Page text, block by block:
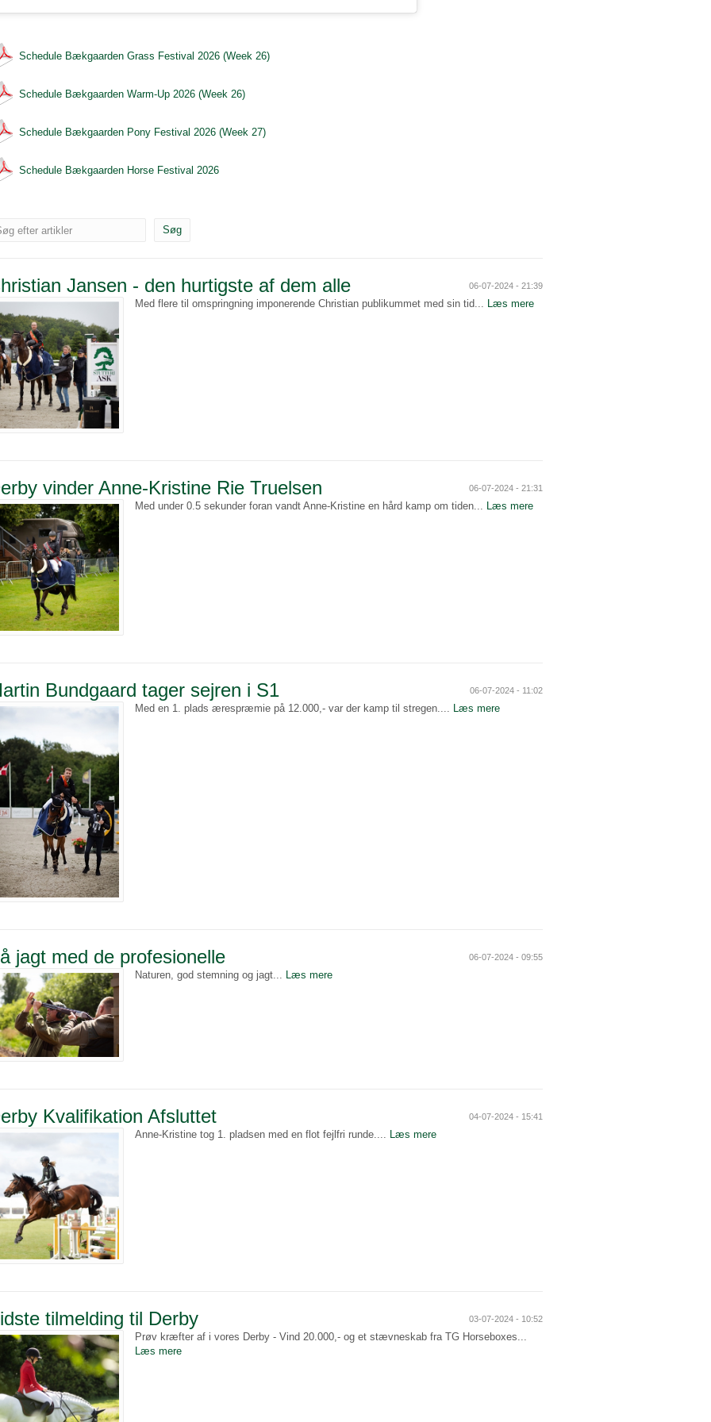
Schedule Bækgaarden Grass Festival 2026 (Week 26)
Schedule Bækgaarden Warm-Up 2026 (Week 26)
Schedule Bækgaarden Pony Festival 2026 (Week 27)
Schedule Bækgaarden Horse Festival 2026
efter artikler
Jansen - den hurtigste af dem alle 06-07-2024 - 21:39
Med flere til omspringning imponerende Christian publikummet med sin tid... Læs mere
vinder Anne-Kristine Rie Truelsen 06-07-2024 - 21:31
Med under 0.5 sekunder foran vandt Anne-Kristine en hård kamp om tiden... Læs mere
Bundgaard tager sejren i S1 06-07-2024 - 11:02
Med en 1. plads ærespræmie på 12.000,- var der kamp til stregen.... Læs mere
jagt med de profesionelle 06-07-2024 - 09:55
Naturen, god stemning og jagt... Læs mere
Kvalifikation Afsluttet 04-07-2024 - 15:41
Anne-Kristine tog 1. pladsen med en flot fejlfri runde.... Læs mere
tilmelding til Derby 03-07-2024 - 10:52
Prøv kræfter af i vores Derby - Vind 20.000,- og et stævneskab fra TG Horseboxes...
Læs mere